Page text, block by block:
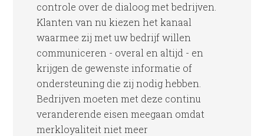
controle over de dialoog met bedrijven.
Klanten van nu kiezen het kanaal
waarmee zij met uw bedrijf willen
communiceren - overal en altijd - en
krijgen de gewenste informatie of
ondersteuning die zij nodig hebben.
Bedrijven moeten met deze continu
veranderende eisen meegaan omdat
merkloyaliteit niet meer